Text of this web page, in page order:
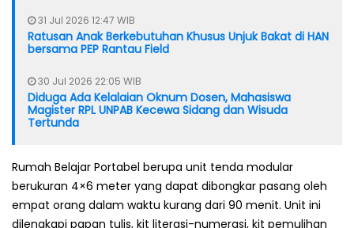
31 Jul 2026 12:47 WIB
Ratusan Anak Berkebutuhan Khusus Unjuk Bakat di HAN
bersama PEP Rantau Field
30 Jul 2026 22:05 WIB
Diduga Ada Kelalaian Oknum Dosen, Mahasiswa
Magister RPL UNPAB Kecewa Sidang dan Wisuda
Tertunda
Rumah Belajar Portabel berupa unit tenda modular
berukuran 4×6 meter yang dapat dibongkar pasang oleh
empat orang dalam waktu kurang dari 90 menit. Unit ini
dilengkapi papan tulis, kit literasi-numerasi, kit pemulihan